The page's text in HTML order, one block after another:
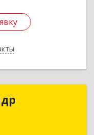
Александр